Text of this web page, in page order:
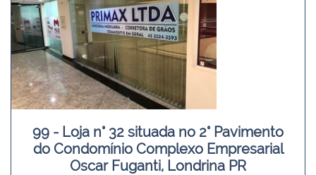
99 - Loja n° 32 situada no 2° Pavimento
do Condomínio Complexo Empresarial
Oscar Fuganti, Londrina PR